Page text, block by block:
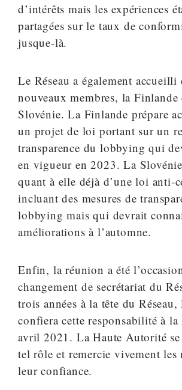
d’intérêts mais les expériences
partagées sur le taux de
jusque-là.
Le Réseau a également accueilli
nouveaux membres, la Finlande
Slovénie. La Finlande prépare
un projet de loi portant sur un
transparence du lobbying qui
en vigueur en 2023. La
quant à elle déjà d’une loi anti-
incluant des mesures de
lobbying mais qui devrait
améliorations à l’automne.
Enfin, la réunion a été
changement de secrétariat du
trois années à la tête du Réseau,
confiera cette responsabilité à la
avril 2021. La Haute Autorité
tel rôle et remercie vivement les
leur confiance.